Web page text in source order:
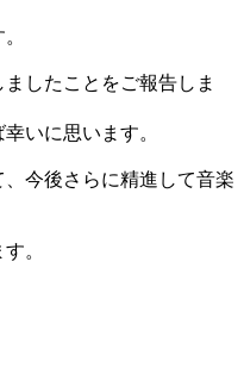
したことをご報告しま
いに思います。
今後さらに精進して音楽
。